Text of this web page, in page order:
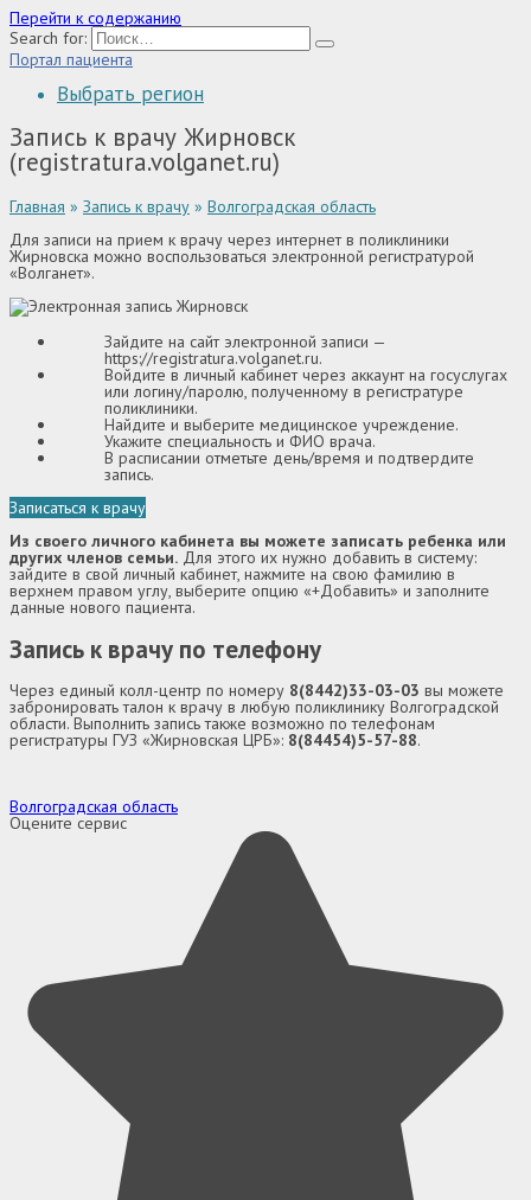
Перейти к содержанию
Search for:
Портал пациента
Выбрать регион
Запись к врачу Жирновск
(registratura.volganet.ru)
Главная » Запись к врачу » Волгоградская область
Для записи на прием к врачу через интернет в поликлиники
Жирновска можно воспользоваться электронной регистратурой
«Волганет».
Зайдите на сайт электронной записи —
https://registratura.volganet.ru.
Войдите в личный кабинет через аккаунт на госуслугах
или логину/паролю, полученному в регистратуре
поликлиники.
Найдите и выберите медицинское учреждение.
Укажите специальность и ФИО врача.
В расписании отметьте день/время и подтвердите
запись.
Записаться к врачу
Из своего личного кабинета вы можете записать ребенка или
других членов семьи. Для этого их нужно добавить в систему:
зайдите в свой личный кабинет, нажмите на свою фамилию в
верхнем правом углу, выберите опцию «+Добавить» и заполните
данные нового пациента.
Запись к врачу по телефону
Через единый колл-центр по номеру 8(8442)33-03-03 вы можете
забронировать талон к врачу в любую поликлинику Волгоградской
области. Выполнить запись также возможно по телефонам
регистратуры ГУЗ «Жирновская ЦРБ»: 8(84454)5-57-88.
Волгоградская область
Оцените сервис